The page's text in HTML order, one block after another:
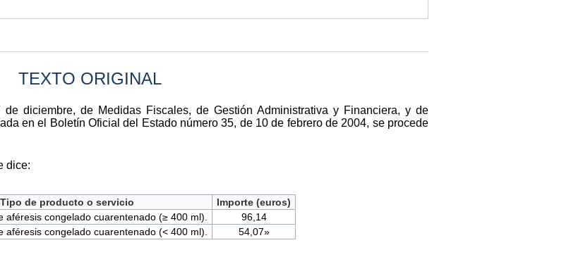
TEXTO ORIGINAL
diciembre, de Medidas Fiscales, de Gestión Administrativa y Financiera, y de
en el Boletín Oficial del Estado número 35, de 10 de febrero de 2004, se procede
dice:
Tipo de producto o servicio
Importe (euros)
aféresis congelado cuarentenado (≥ 400 ml).
96,14
aféresis congelado cuarentenado (< 400 ml). 54,07»